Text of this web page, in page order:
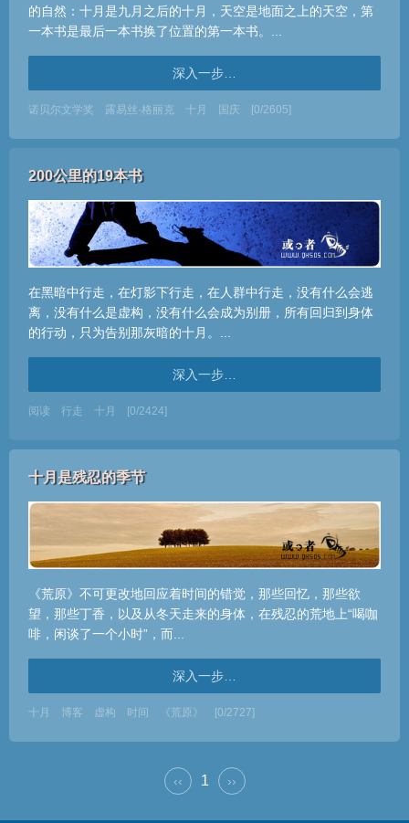
的自然：十月是九月之后的十月，天空是地面之上的天空，第
一本书是最后一本书换了位置的第一本书。...
深入一步…
诺贝尔文学奖 露易丝·格丽克 十月 国庆 [0/2605]
200公里的19本书
在黑暗中行走，在灯影下行走，在人群中行走，没有什么会逃
离，没有什么是虚构，没有什么会成为别册，所有回归到身体
的行动，只为告别那灰暗的十月。...
深入一步…
阅读 行走 十月 [0/2424]
十月是残忍的季节
《荒原》不可更改地回应着时间的错觉，那些回忆，那些欲
望，那些丁香，以及从冬天走来的身体，在残忍的荒地上“喝咖
啡，闲谈了一个小时”，而...
深入一步…
十月 博客 虚构 时间 《荒原》 [0/2727]
‹‹ 1 ››